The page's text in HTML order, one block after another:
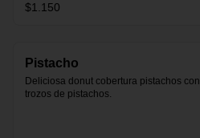
$1.150
Pistacho
Deliciosa donut cobertura pistachos con
trozos de pistachos.